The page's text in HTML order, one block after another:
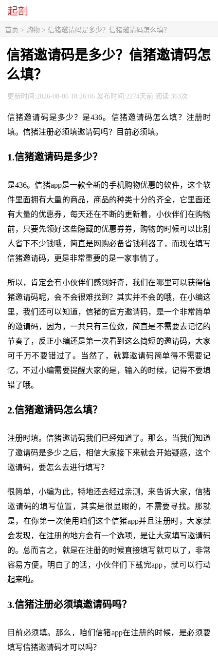
首页 > 购物 > 信猪邀请码是多少？信猪邀请码怎么填？
信猪邀请码是多少？信猪邀请码怎
么填？
更新时间:2026-08-06 18:26:06 发布时间:2274天前 阅读:363次
信猪邀请码是多少？是436。信猪邀请码怎么填？注册时
填。信猪注册必须填邀请码吗？目前必须填。
1.信猪邀请码是多少？
是436。信猪app是一款全新的手机购物优惠的软件，这个软
件里面拥有大量的商品，商品的种类十分的齐全，它里面还
有大量的优惠券，每天还在不断的更新着，小伙伴们在购物
前，只要先领好这些隐藏的优惠券券，购物的时候可以比别
人省下不少钱哦，简直是网购必备省钱利器了，而现在填写
信猪邀请码，更是非常重要的是一家事情了。
所以，肯定会有小伙伴们感到好奇，我们在哪里可以获得信
猪邀请码呢，会不会很难找到？其实并不会的哦，在小编这
里，我们还可以知道，信猪的官方邀请码，是一个非常简单
的邀请码，因为，一共只有三位数，简直是不需要去记忆的
节奏了，反正小编还是第一次看到这么简短的邀请码，大家
可千万不要错过了。当然了，就算邀请码简单得不需要记
忆，不过小编需要提醒大家的是，输入的时候，记得不要填
错了哦。
2.信猪邀请码怎么填？
注册时填。信猪邀请码我们已经知道了。那么，当我们知道
了邀请码是多少之后，相信大家接下来就会开始疑惑，这个
邀请码，要怎么去进行填写？
很简单，小编为此，特地还去经过亲测，来告诉大家，信猪
邀请码的填写位置，其实是很显眼的，不需要寻找。那就
是，在你第一次使用咱们这个信猪app并且注册时，大家就
会发现，在注册的地方会有一个选项，是让大家填写邀请码
的。总而言之，就是在注册的时候直接填写就可以了，非常
容易方便。明白了的话，小伙伴们下载完app，就可以行动
起来啦。
3.信猪注册必须填邀请码吗？
目前必须填。那么，咱们信猪app在注册的时候，是必须要
填写信猪邀请码才可以吗？